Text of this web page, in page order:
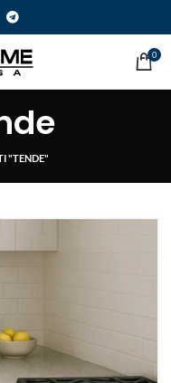
0
"TENDE"